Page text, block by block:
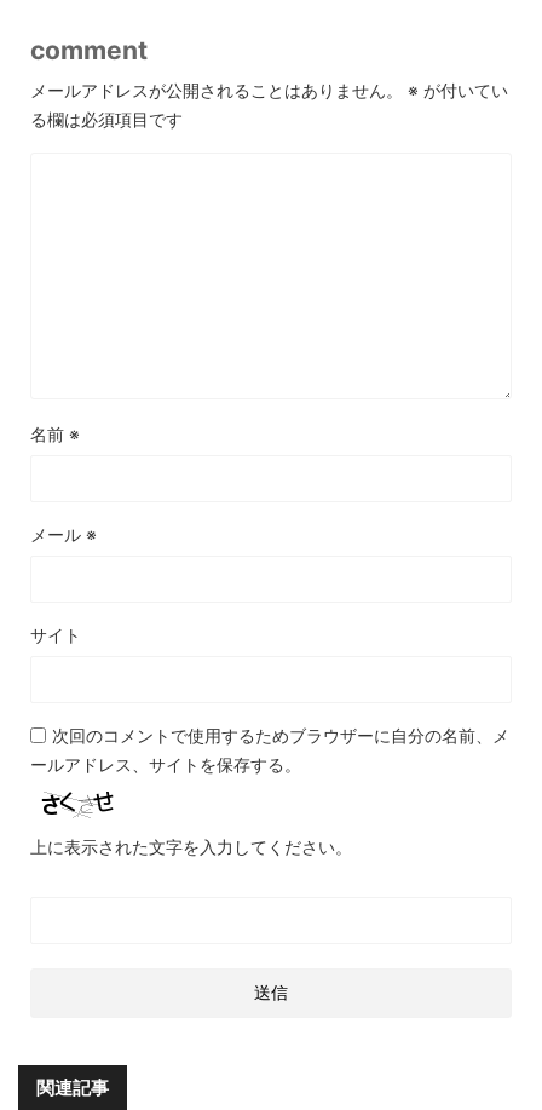
comment
メールアドレスが公開されることはありません。 ※ が付いてい
る欄は必須項目です
名前 ※
メール ※
サイト
次回のコメントで使用するためブラウザーに自分の名前、メ
ールアドレス、サイトを保存する。
上に表示された文字を入力してください。
関連記事